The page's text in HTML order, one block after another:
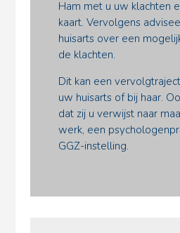
Ham met u uw klachten
kaart. Vervolgens
huisarts over een
de klachten.
Dit kan een
uw huisarts of bij haar.
dat zij u verwijst naar
werk, een
GGZ-instelling.